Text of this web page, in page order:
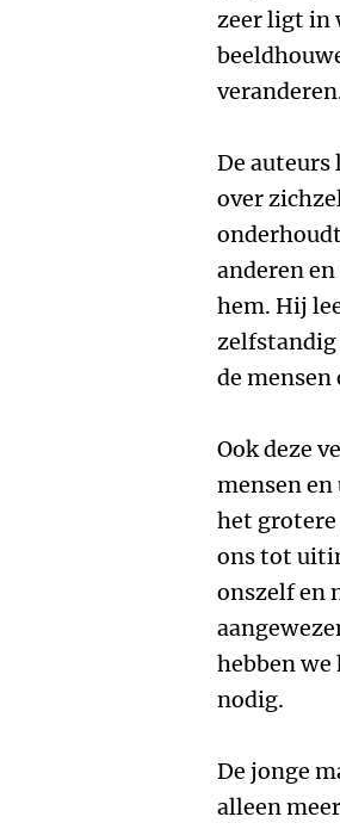
zeer ligt in
De auteurs
over
anderen
hem. Hij
zelfstandig
de mensen
Ook deze
mensen
het
ons tot
onszelf en
hebben we
nodig.
De jonge
alleen